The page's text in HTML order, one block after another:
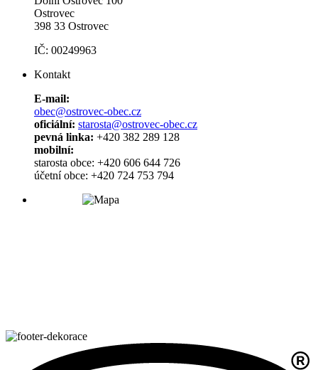
Ostrovec
398 33 Ostrovec
IČ: 00249963
Kontakt
E-mail:
obec@ostrovec-obec.cz
oficiální: starosta@ostrovec-obec.cz
pevná linka: +420 382 289 128
mobilní:
starosta obce: +420 606 644 726
účetní obce: +420 724 753 794